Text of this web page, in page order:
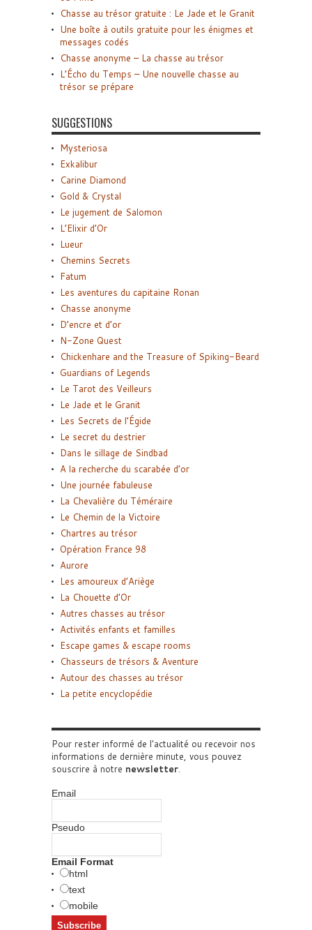
Chasse au trésor gratuite : Le Jade et le Granit
Une boîte à outils gratuite pour les énigmes et
messages codés
Chasse anonyme – La chasse au trésor
L’Écho du Temps – Une nouvelle chasse au
trésor se prépare
SUGGESTIONS
Mysteriosa
Exkalibur
Carine Diamond
Gold & Crystal
Le jugement de Salomon
L’Elixir d’Or
Lueur
Chemins Secrets
Fatum
Les aventures du capitaine Ronan
Chasse anonyme
D’encre et d’or
N-Zone Quest
Chickenhare and the Treasure of Spiking-Beard
Guardians of Legends
Le Tarot des Veilleurs
Le Jade et le Granit
Les Secrets de l’Égide
Le secret du destrier
Dans le sillage de Sindbad
A la recherche du scarabée d’or
Une journée fabuleuse
La Chevalière du Téméraire
Le Chemin de la Victoire
Chartres au trésor
Opération France 98
Aurore
Les amoureux d’Ariège
La Chouette d’Or
Autres chasses au trésor
Activités enfants et familles
Escape games & escape rooms
Chasseurs de trésors & Aventure
Autour des chasses au trésor
La petite encyclopédie
Pour rester informé de l'actualité ou recevoir nos
informations de dernière minute, vous pouvez
souscrire à notre newsletter.
Email
Pseudo
Email Format
html
text
mobile